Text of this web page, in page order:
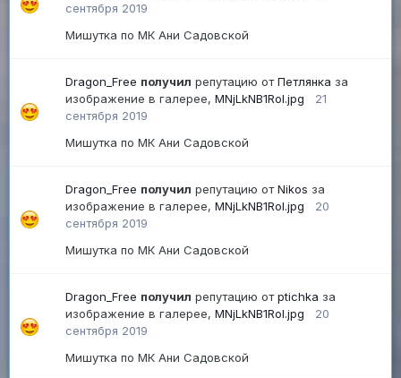
сентября 2019
Мишутка по МК Ани Садовской
Dragon_Free получил репутацию отПетлянка за
изображение в галерее, MNjLkNB1RoI.jpg
21
сентября 2019
Мишутка по МК Ани Садовской
Dragon_Free получил репутацию отNikos за
изображение в галерее, MNjLkNB1RoI.jpg
20
сентября 2019
Мишутка по МК Ани Садовской
Dragon_Free получил репутацию отptichka за
изображение в галерее, MNjLkNB1RoI.jpg
20
сентября 2019
Мишутка по МК Ани Садовской